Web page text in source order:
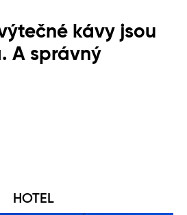
kávy jsou
A správný
HOTEL